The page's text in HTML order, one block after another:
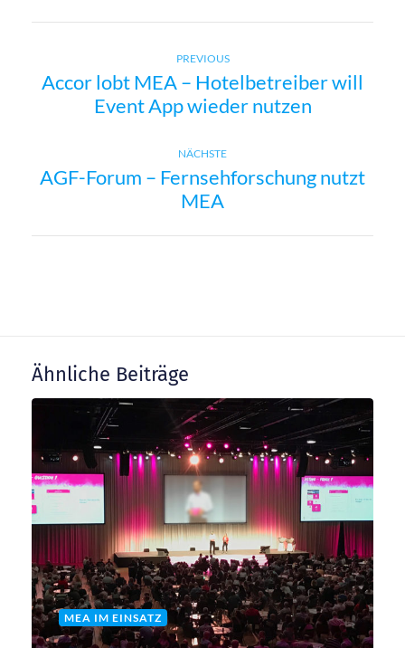
B
r
s
a
v
i
g
PREVIOUSPrevious
post:
Accor lobt MEA – Hotelbetreiber will
Event App wieder nutzen
NÄCHSTENext
post:
AGF-Forum – Fernsehforschung nutzt
MEA
Ähnliche Beiträge
MEA IM EINSATZ